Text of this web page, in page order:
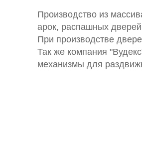
Производство из
арок, распашных
При производстве
Так же компания
механизмы для